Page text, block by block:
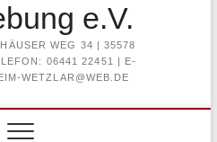
e.V.
WEG 34 | 35578
06441 22451 | E-
WETZLAR@WEB.DE